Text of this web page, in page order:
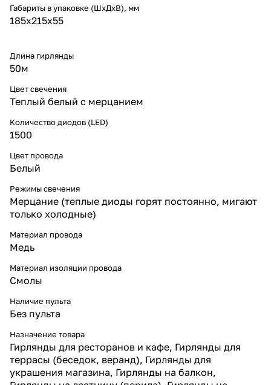
Габариты в упаковке (ШхДхВ), мм
185х215х55
Длина гирлянды
50м
Цвет свечения
Теплый белый с мерцанием
Количество диодов (LED)
1500
Цвет провода
Белый
Режимы свечения
Мерцание (теплые диоды горят постоянно, мигают
только холодные)
Материал провода
Медь
Материал изоляции провода
Смолы
Наличие пульта
Без пульта
Назначение товара
Гирлянды для ресторанов и кафе, Гирлянды для
террасы (беседок, веранд), Гирлянды для
украшения магазина, Гирлянды на балкон,